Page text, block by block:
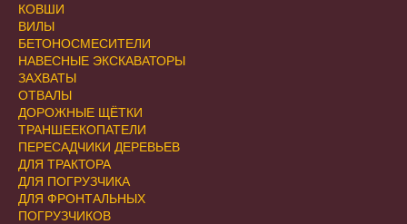
КОВШИ
ВИЛЫ
БЕТОНОСМЕСИТЕЛИ
НАВЕСНЫЕ ЭКСКАВАТОРЫ
ЗАХВАТЫ
ОТВАЛЫ
ДОРОЖНЫЕ ЩЁТКИ
ТРАНШЕЕКОПАТЕЛИ
ПЕРЕСАДЧИКИ ДЕРЕВЬЕВ
ДЛЯ ТРАКТОРА
ДЛЯ ПОГРУЗЧИКА
ДЛЯ ФРОНТАЛЬНЫХ
ПОГРУЗЧИКОВ